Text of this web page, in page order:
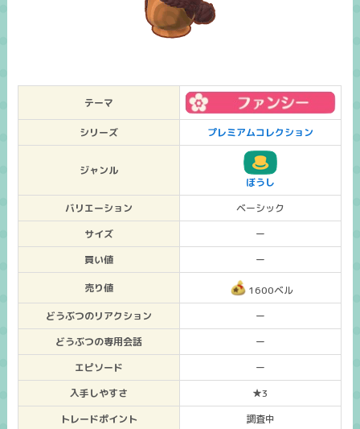
テーマ
シリーズ プレミアムコレクション
ジャンル
ぼうし
バリエーション
ベーシック
サイズ
ー
買い値
ー
売り値
1600ベル
どうぶつのリアクション
ー
どうぶつの専用会話
ー
エピソード
ー
入手しやすさ
★3
トレードポイント
調査中